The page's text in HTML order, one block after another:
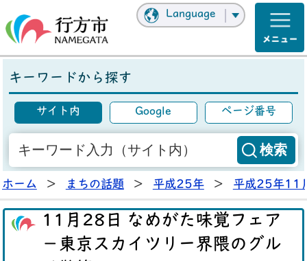
Language
キーワードから探す
サイト内 Google ページ番号
ホーム > まちの話題 > 平成25年 > 平成25年11
11月28日 なめがた味覚フェア
－東京スカイツリー界隈のグル